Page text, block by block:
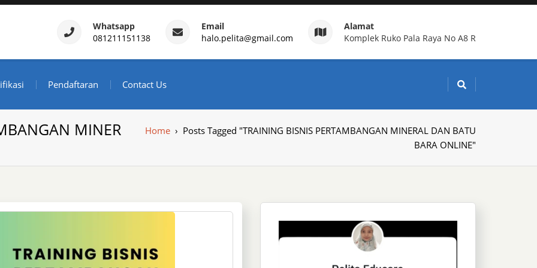
– Daftar Training Indonesia
Whatsapp
081211151138
Email
halo.pelita@gmail.com
Alamat
Komplek Ruko Pala Raya No A8 R
Pendaftaran Contact Us
MINER Home › Posts Tagged "TRAINING BISNIS PERTAMBANGAN MINERAL DAN BATU
BARA ONLINE"